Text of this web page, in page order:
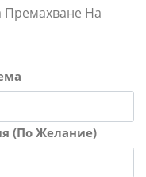
Премахване На
(По Желание)